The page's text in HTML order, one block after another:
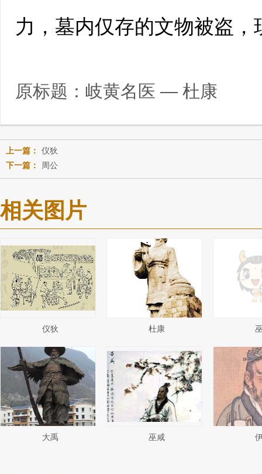
力，墓内仅存的文物被盗
原标题： 岐黄名医 — 杜康
上一篇：
仪狄
下一篇：
周公
相关图片
仪狄 杜康
大禹 巫咸